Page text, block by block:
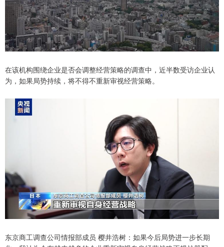
在该机构围绕企业是否会调整经营策略的调查中，近半数受访企业认
为，如果局势持续，将不得不重新审视经营策略。
东京商工调查公司情报部成员 樱井浩树：如果今后局势进一步长期